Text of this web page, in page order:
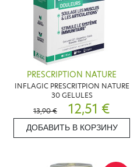
PRESCRIPTION NATURE
INFLAGIC PRESCRITPION NATURE
30 GELULES
13,90 €
12,51 €
ДОБАВИТЬ В КОРЗИНУ